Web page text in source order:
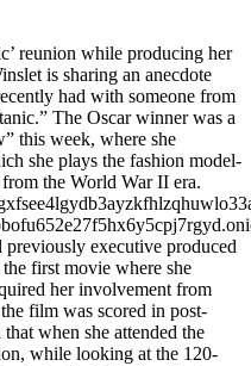
reunion while producing her
is sharing an anecdote
had with someone from
The Oscar winner was a
this week, where she
she plays the fashion model-
the World War II era.
executive produced
first movie where she
her involvement from
film was scored in post-
when she attended the
while looking at the 120-